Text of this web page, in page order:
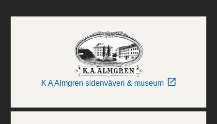
K A Almgren sidenväveri & museum